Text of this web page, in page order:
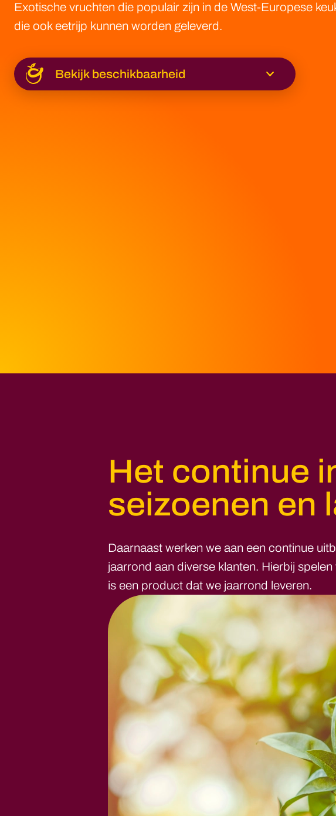
Exotische vruchten die populair zijn in de West-Europese
die ook eetrijp kunnen worden geleverd.
Bekijk beschikbaarheid
Het continue
seizoenen en
Daarnaast werken we aan een continue
jaarrond aan diverse klanten. Hierbij
is een product dat we jaarrond leveren.